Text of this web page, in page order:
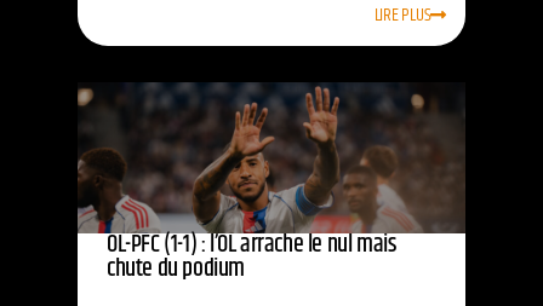
LIRE PLUS
OL-PFC (1-1) : l’OL arrache le nul mais
chute du podium